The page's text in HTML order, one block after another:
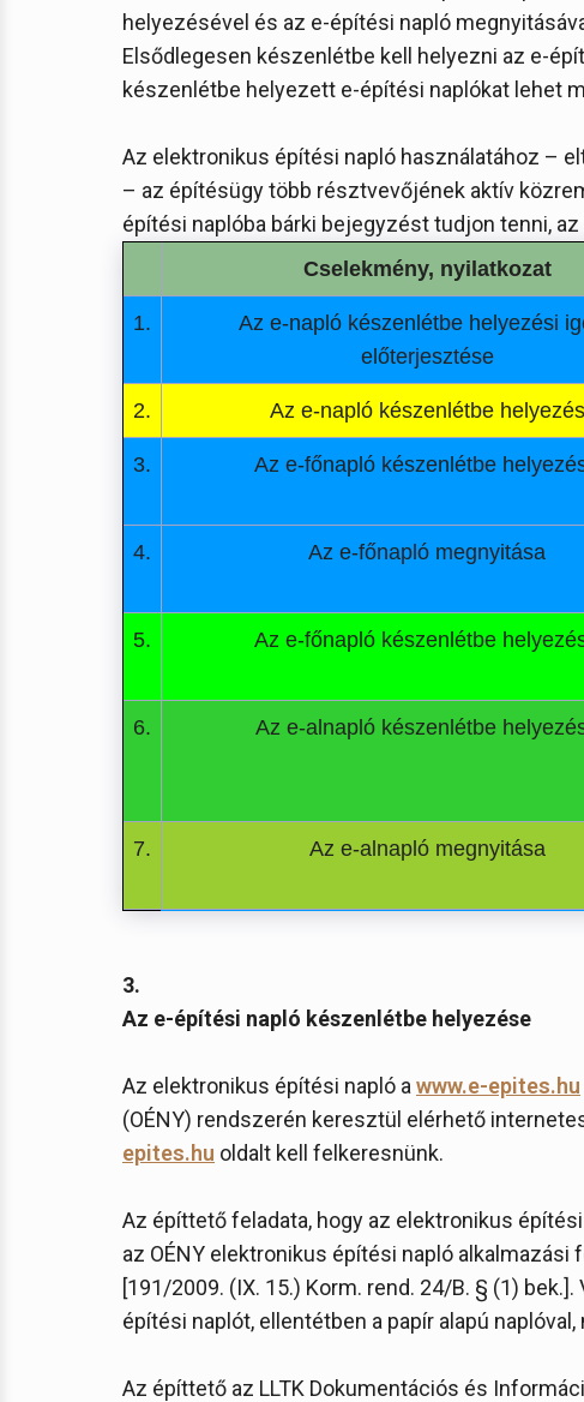
helyezésével és az e-építési napló
Elsődlegesen készenlétbe kell helyezni az e-
készenlétbe helyezett e-építési naplókat lehet
Az elektronikus építési napló használatához –
– az építésügy több résztvevőjének aktív
építési naplóba bárki bejegyzést tudjon tenni,
Cselekmény, nyilatkozat
1.
Az e-napló készenlétbe helyezési
előterjesztése
2. Az e-napló készenlétbe helyezés
3. Az e-főnapló készenlétbe
4. Az e-főnapló megnyitása
5. Az e-főnapló készenlétbe
6. Az e-alnapló készenlétbe
7. Az e-alnapló megnyitása
3.
Az e-építési napló készenlétbe helyezése
Az elektronikus építési napló a www.e-epites.hu
(OÉNY) rendszerén keresztül elérhető
epites.hu oldalt kell felkeresnünk.
Az építtető feladata, hogy az elektronikus
az OÉNY elektronikus építési napló
[191/2009. (IX. 15.) Korm. rend. 24/B. § (1)
építési naplót, ellentétben a papír alapú
Az építtető az LLTK Dokumentációs és